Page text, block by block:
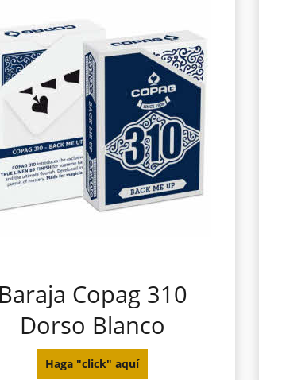
Baraja Copag 310
Dorso Blanco
Haga "click" aquí